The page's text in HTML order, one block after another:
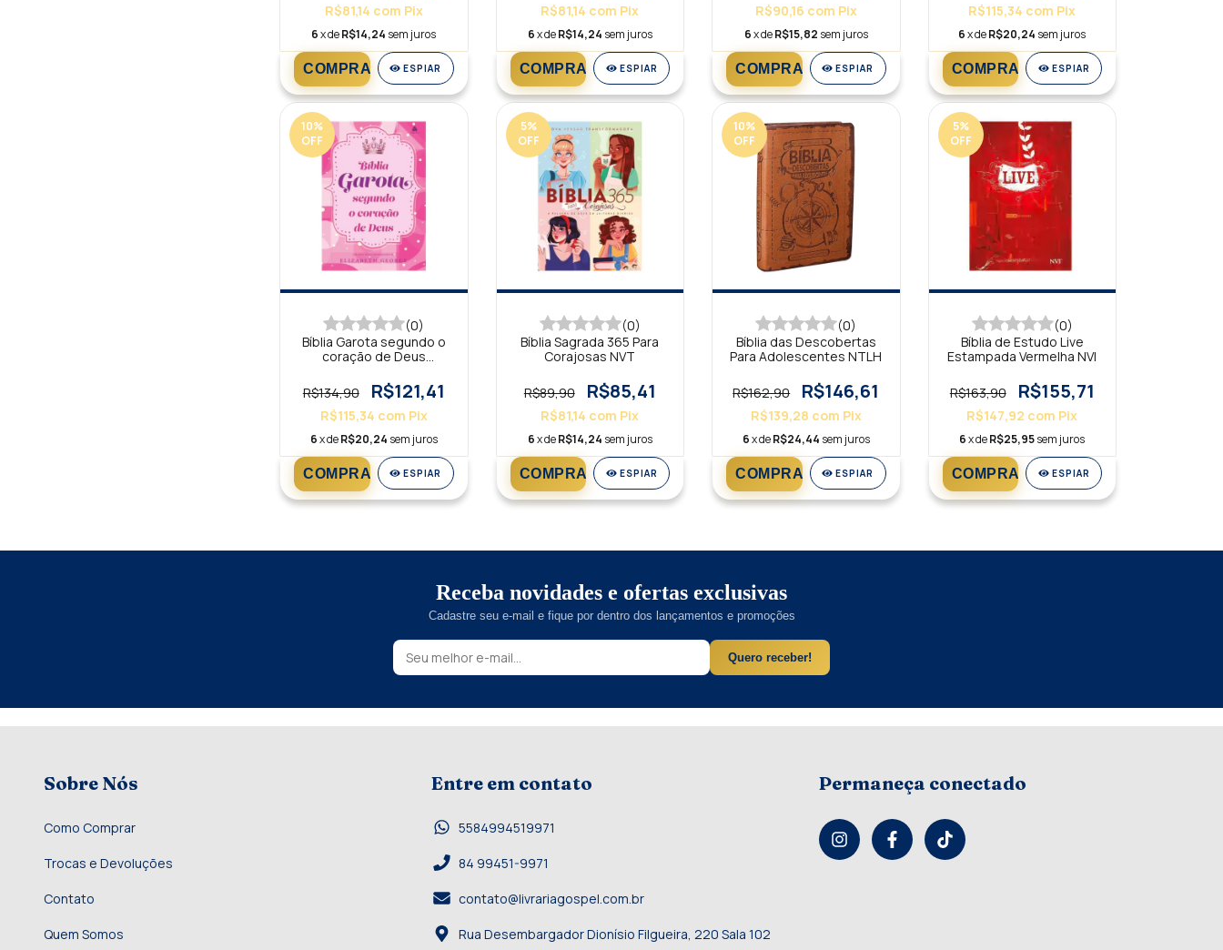
R$81,14 com Pix
6x deR$14,24 sem juros
ESPIAR
R$81,14 com Pix
6x deR$14,24 sem juros
ESPIAR
R$90,16 com Pix
6x deR$15,82 sem juros
ESPIAR
R$115,34 com Pix
6x deR$20,24 sem juros
ESPIAR
10%
OFF
(0)
Bíblia Garota segundo o
coração de Deus
R$134,90
R$121,41
R$115,34 com Pix
6x deR$20,24 sem juros
ESPIAR
5%
OFF
(0)
Bíblia Sagrada 365 Para
Corajosas NVT
R$89,90 R$85,41
R$81,14 com Pix
6x deR$14,24 sem juros
ESPIAR
10%
OFF
(0)
Bíblia das Descobertas
Para Adolescentes NTLH
R$162,90 R$146,61
R$139,28 com Pix
6x deR$24,44 sem juros
ESPIAR
5%
OFF
(0)
Bíblia de Estudo Live
Estampada Vermelha NVI
R$163,90 R$155,71
R$147,92 com Pix
6x deR$25,95sem juros
ESPIAR
Receba novidades e ofertas exclusivas
Cadastre seu e-mail e fique por dentro dos lançamentos e promoções
Quero receber!
Sobre Nós
Como Comprar
Trocas e Devoluções
Contato
Quem Somos
Entre em contato
5584994519971
84 99451-9971
contato@livrariagospel.com.br
Rua Desembargador Dionísio Filgueira, 220 Sala 102
Permaneça conectado